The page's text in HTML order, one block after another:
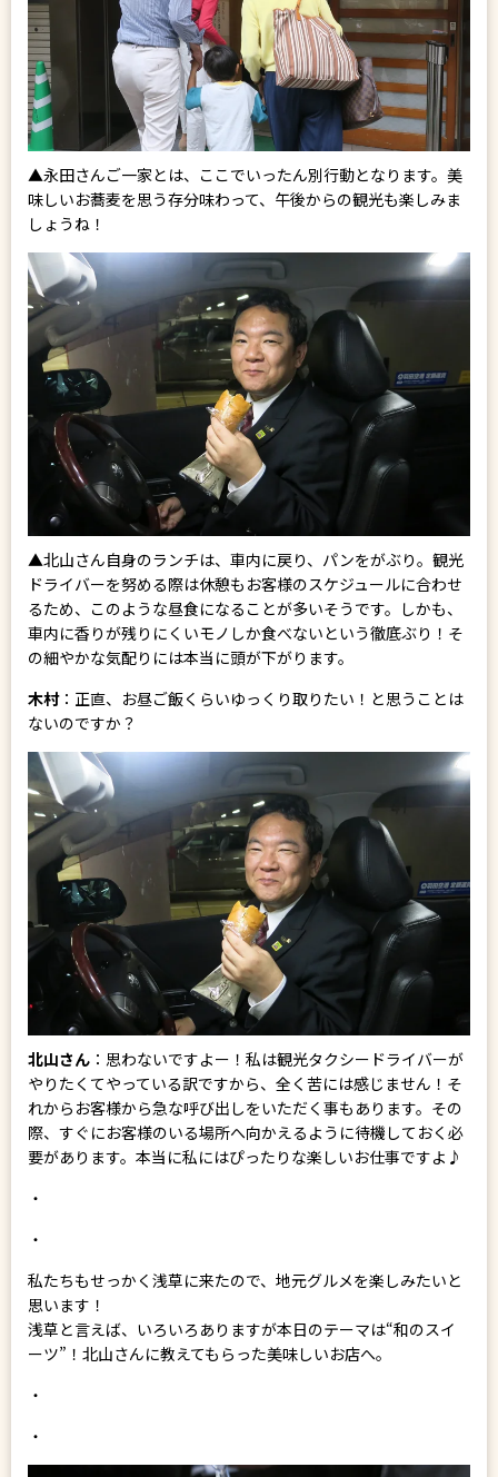
▲永田さんご一家とは、ここでいったん別行動となります。美
味しいお蕎麦を思う存分味わって、午後からの観光も楽しみま
しょうね！
▲北山さん自身のランチは、車内に戻り、パンをがぶり。観光
ドライバーを努める際は休憩もお客様のスケジュールに合わせ
るため、このような昼食になることが多いそうです。しかも、
車内に香りが残りにくいモノしか食べないという徹底ぶり！そ
の細やかな気配りには本当に頭が下がります。
木村：正直、お昼ご飯くらいゆっくり取りたい！と思うことは
ないのですか？
北山さん ：思わないですよー！私は観光タクシードライバーが
やりたくてやっている訳ですから、全く苦には感じません！そ
れからお客様から急な呼び出しをいただく事もあります。その
際、すぐにお客様のいる場所へ向かえるように待機しておく必
要があります。本当に私にはぴったりな楽しいお仕事ですよ♪
・
・
私たちもせっかく浅草に来たので、地元グルメを楽しみたいと
思います！
浅草と言えば、いろいろありますが本日のテーマは“和のスイ
ーツ”！北山さんに教えてもらった美味しいお店へ。
・
・